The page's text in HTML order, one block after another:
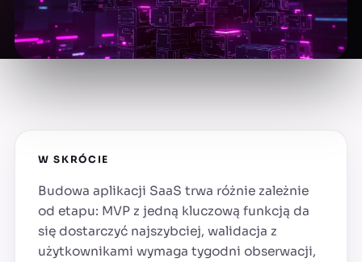
W SKRÓCIE
Budowa aplikacji SaaS trwa różnie zależnie
od etapu: MVP z jedną kluczową funkcją da
się dostarczyć najszybciej, walidacja z
użytkownikami wymaga tygodni obserwacji,